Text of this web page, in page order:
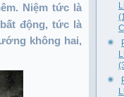
Niệm tức là
động, tức là
không hai,